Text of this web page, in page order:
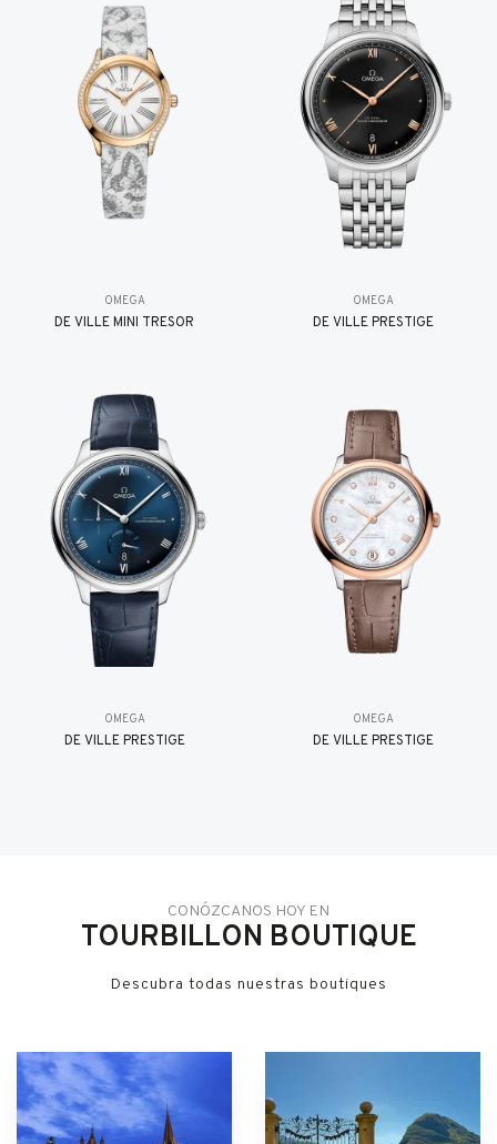
OMEGA
DE VILLE MINI TRÉSOR
OMEGA
DE VILLE PRESTIGE
OMEGA
DE VILLE PRESTIGE
OMEGA
DE VILLE PRESTIGE
CONÓZCANOS HOY EN
TOURBILLON BOUTIQUE
Descubra todas nuestras boutiques